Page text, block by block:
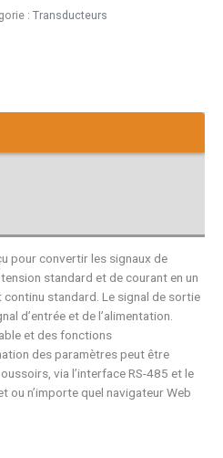
: Transducteurs
pour convertir les signaux de
standard et de courant en un
standard. Le signal de sortie
d’entrée et de l’alimentation.
et des fonctions
des paramètres peut être
via l’interface RS-485 et le
ou n’importe quel navigateur Web